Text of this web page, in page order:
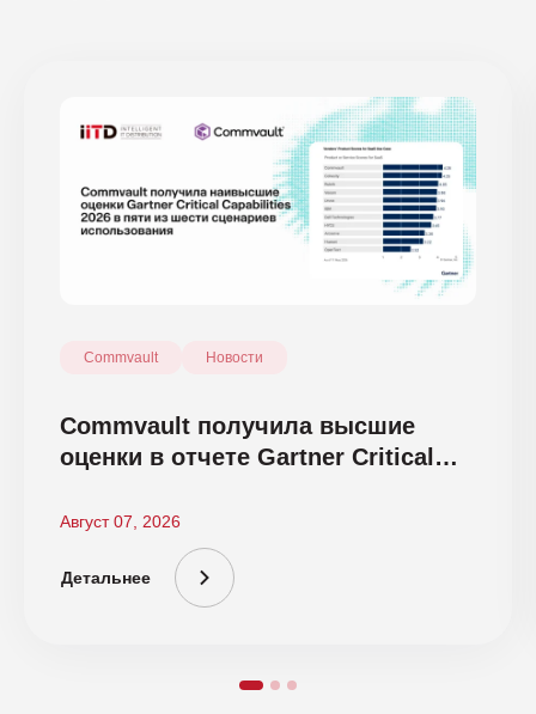
Commvault Новости
Commvault получила высшие
оценки в отчете Gartner Critical
Август 07, 2026
Детальнее